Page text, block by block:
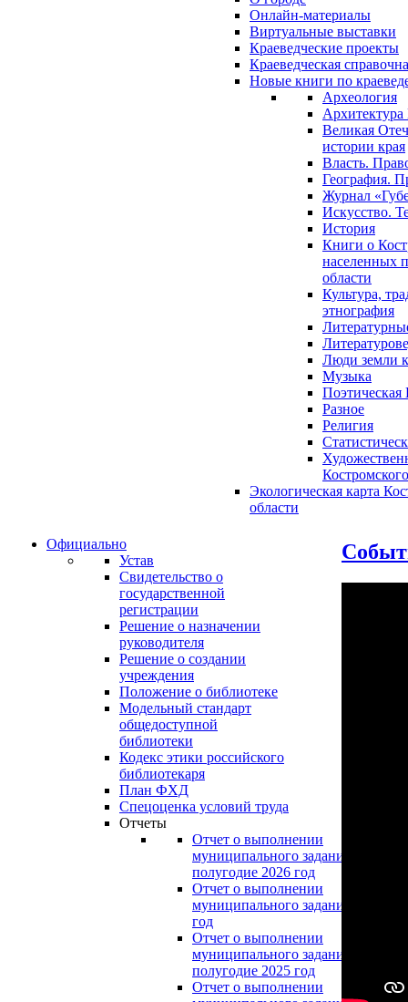
Онлайн-материалы
Виртуальные выставки
Краеведческие проекты
Краеведческая
Новые книги по
Археология
Архитектура
Великая
истории края
Власть.
География.
Журнал
Искусство.
История
Книги о
населенных
области
Культура,
этнография
Люди земли
Музыка
Поэтическая
Разное
Религия
Экологическая карта
области
Официально
Устав
Свидетельство о
государственной
регистрации
Решение о назначении
руководителя
Решение о создании
учреждения
Положение о библиотеке
Модельный стандарт
общедоступной
библиотеки
Кодекс этики российского
библиотекаря
План ФХД
Спецоценка условий труда
Отчеты
Отчет о выполнении
муниципального задания за
полугодие 2026 год
Отчет о выполнении
муниципального задания за 2025
год
Отчет о выполнении
муниципального задания за
полугодие 2025 год
Отчет о выполнении